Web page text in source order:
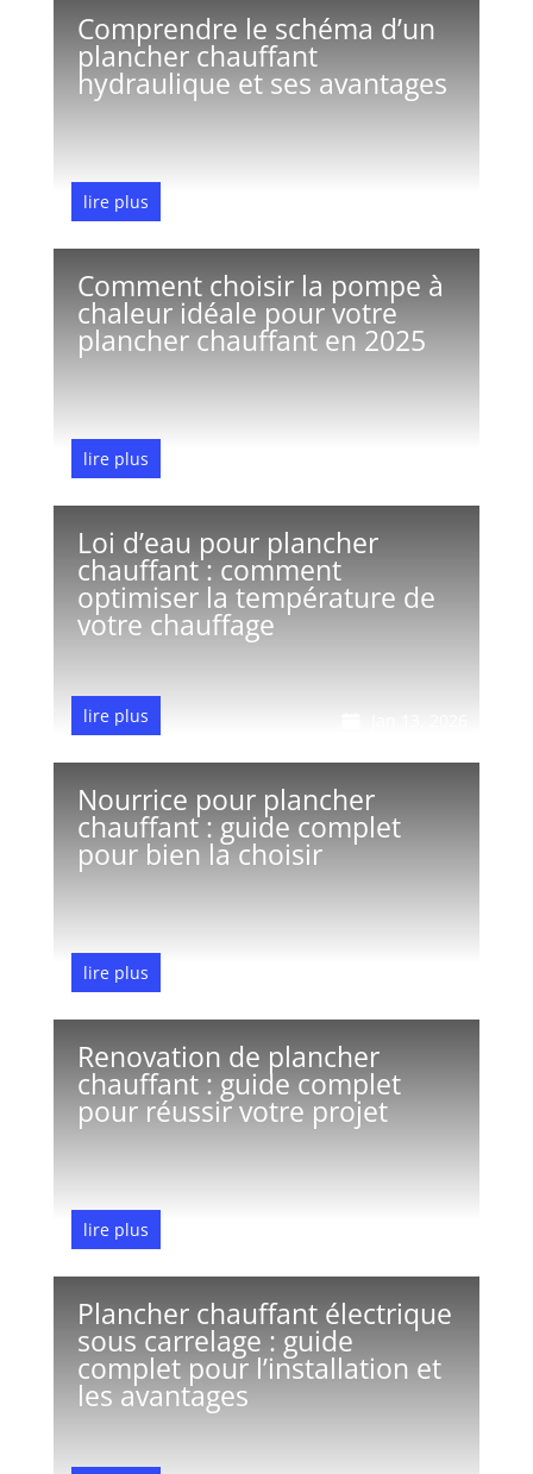
Comprendre le schéma d’un
plancher chauffant
hydraulique et ses avantages
lire plus
Comment choisir la pompe à
chaleur idéale pour votre
plancher chauffant en 2025
lire plus
Loi d’eau pour plancher
chauffant : comment
optimiser la température de
votre chauffage
lire plus
Nourrice pour plancher
chauffant : guide complet
pour bien la choisir
lire plus
Renovation de plancher
chauffant : guide complet
pour réussir votre projet
lire plus
Plancher chauffant électrique
sous carrelage : guide
complet pour l’installation et
les avantages